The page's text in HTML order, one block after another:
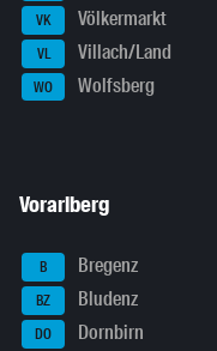
VK Völkermarkt
VL Villach/Land
WO Wolfsberg
Vorarlberg
B Bregenz
BZ Bludenz
DO Dornbirn